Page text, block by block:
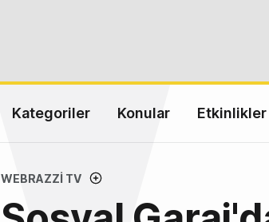
Kategoriler Konular Etkinlikler
WEBRAZZI TV